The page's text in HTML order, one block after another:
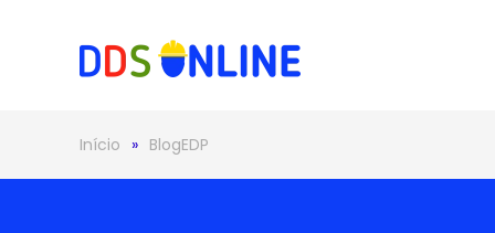
Skip to main content
Início BlogEDP